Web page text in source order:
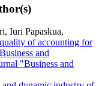
Iuri Papaskua,
of accounting for
Business and
"Business and